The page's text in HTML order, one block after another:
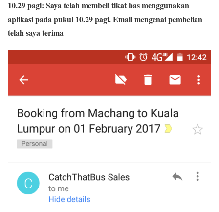
10.29 pagi: Saya telah membeli tikat bas menggunakan
aplikasi pada pukul 10.29 pagi. Email mengenai pembelian
telah saya terima